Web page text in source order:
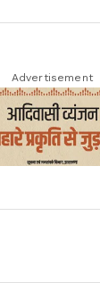
Advertisement